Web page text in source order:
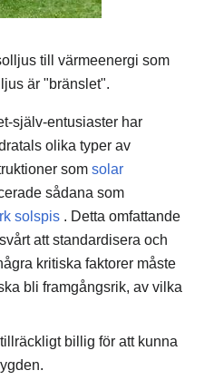
till värmeenergi som
är "bränslet".
själv-entusiaster har
olika typer av
som solar
sådana som
solspis . Detta omfattande
att standardisera och
kritiska faktorer måste
bli framgångsrik, av vilka
billig för att kunna